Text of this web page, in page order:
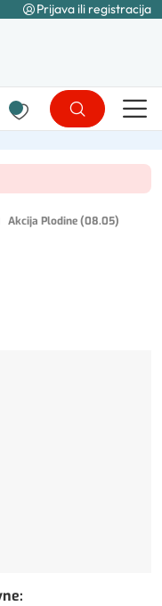
Prijava ili registracija
Akcija Plodine (08.05)
: